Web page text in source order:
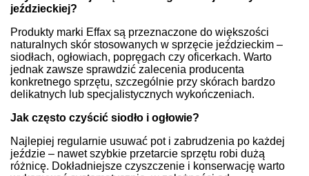
jeździeckiej?
Produkty marki Effax są przeznaczone do większości
naturalnych skór stosowanych w sprzęcie jeździeckim –
siodłach, ogłowiach, popręgach czy oficerkach. Warto
jednak zawsze sprawdzić zalecenia producenta
konkretnego sprzętu, szczególnie przy skórach bardzo
delikatnych lub specjalistycznych wykończeniach.
Jak często czyścić siodło i ogłowie?
Najlepiej regularnie usuwać pot i zabrudzenia po każdej
jeździe – nawet szybkie przetarcie sprzętu robi dużą
różnicę. Dokładniejsze czyszczenie i konserwację warto